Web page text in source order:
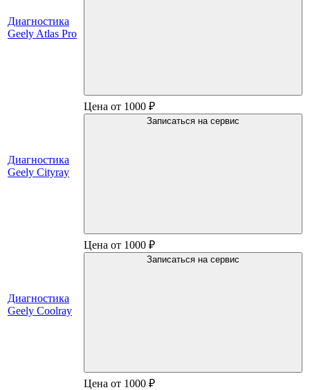
Диагностика
Geely Atlas Pro
Диагностика
Geely Cityray
Цена от 1000 ₽
Записаться на сервис
Диагностика
Geely Coolray
Цена от 1000 ₽
Записаться на сервис
Цена от 1000 ₽